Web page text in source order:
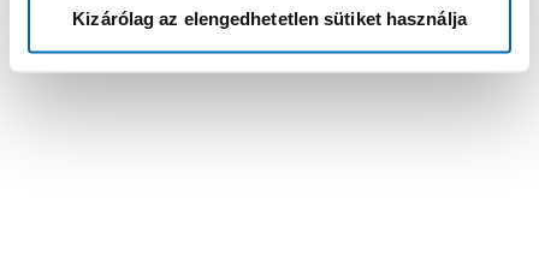
Kizárólag az elengedhetetlen sütiket használja